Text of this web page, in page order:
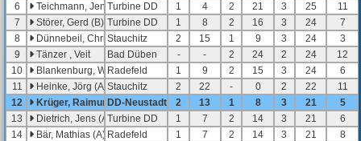
6
Teichmann, JensTurbine DD 1 4 2 21 3 25
11
7
Störer, Gerd (B) Turbine DD 1 8 2 16 3 24
7
8
Dünnebeil, ChristianStauchitz 2 15 1 9 3 24
3
9
Tänzer , Veit Bad Düben - - 2 24 2 24
12
10
Blankenburg, Wolfgang (B)
Radefeld 1 9 2 15 3 24
6
11
Heinke, Jörg (A)Stauchitz 2 22 - 0 2 22
11
12
Krüger, RaimundDD-Neustadt 2 13 1 8 3 21
5
13
Dietrich, Jens (A)Turbine DD 1 7 2 14 3 21
6
14
Bär, Mathias (A) Radefeld 1 7 2 14 3 21
8